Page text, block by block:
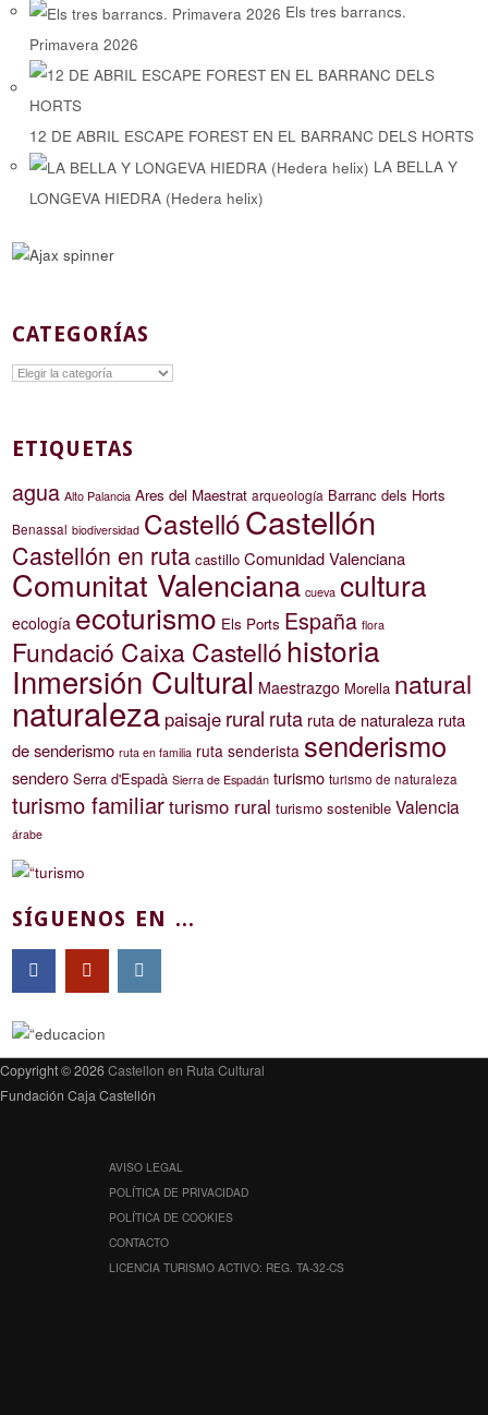
Els tres barrancs.
Primavera 2026
12 DE ABRIL ESCAPE FOREST EN EL BARRANC DELS HORTS
LA BELLA Y
LONGEVA HIEDRA (Hedera helix)
CATEGORÍAS
Categorías
ETIQUETAS
agua Alto Palancia Ares del Maestrat arqueología Barranc dels Horts
Benassal biodiversidad CastellóCastellón
Castellón en ruta castillo Comunidad Valenciana
Comunitat Valenciana cueva cultura
ecología ecoturismo Els Ports España flora
Fundació Caixa Castellóhistoria
Inmersión Cultural Maestrazgo Morella natural
naturaleza paisaje rural ruta ruta de naturaleza ruta
de senderismo ruta en familia ruta senderista senderismo
sendero Serra d'Espadà Sierra de Espadán turismo turismo de naturaleza
turismo familiarturismo rural turismo sostenible Valencia
árabe
SÍGUENOS EN ...
Copyright © 2026Castellon en Ruta Cultural
Fundación Caja Castellón
AVISO LEGAL
POLÍTICA DE PRIVACIDAD
POLÍTICA DE COOKIES
CONTACTO
LICENCIA TURISMO ACTIVO: REG. TA-32-CS